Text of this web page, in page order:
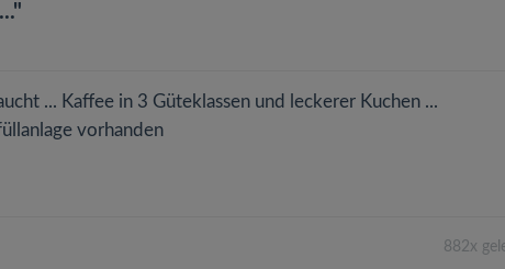
... Kaffee in 3 Güteklassen und leckerer Kuchen ...
vorhanden
882x